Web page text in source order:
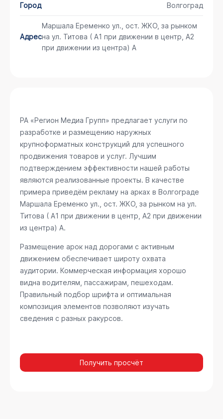
Город Волгоград
Адрес
Маршала Еременко ул., ост. ЖКО, за рынком
на ул. Титова ( А1 при движении в центр, А2
при движении из центра) А
РА «Регион Медиа Групп» предлагает услуги по
разработке и размещению наружных
крупноформатных конструкций для успешного
продвижения товаров и услуг. Лучшим
подтверждением эффективности нашей работы
являются реализованные проекты. В качестве
примера приведём рекламу на арках в Волгограде
Маршала Еременко ул., ост. ЖКО, за рынком на ул.
Титова ( А1 при движении в центр, А2 при движении
из центра) А.
Размещение арок над дорогами с активным
движением обеспечивает широту охвата
аудитории. Коммерческая информация хорошо
видна водителям, пассажирам, пешеходам.
Правильный подбор шрифта и оптимальная
композиция элементов позволяют изучать
сведения с разных ракурсов.
Получить просчёт